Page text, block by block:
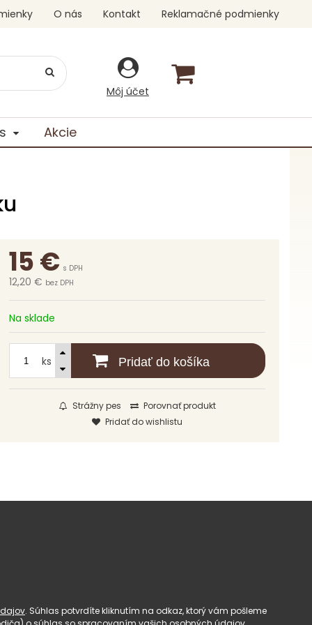
Môj účet
O nás Kontakt Reklamačné podmienky
Akcie
15€ s DPH
12,20 € bez DPH
Na sklade
ks Pridať do košíka
Strážny pes
Porovnať produkt
Pridať do wishlistu
. Súhlas potvrdíte kliknutím na odkaz, ktorý vám pošleme